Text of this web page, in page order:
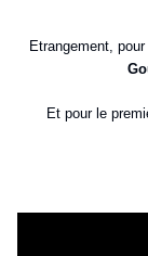
Etrangement,
Et pour le